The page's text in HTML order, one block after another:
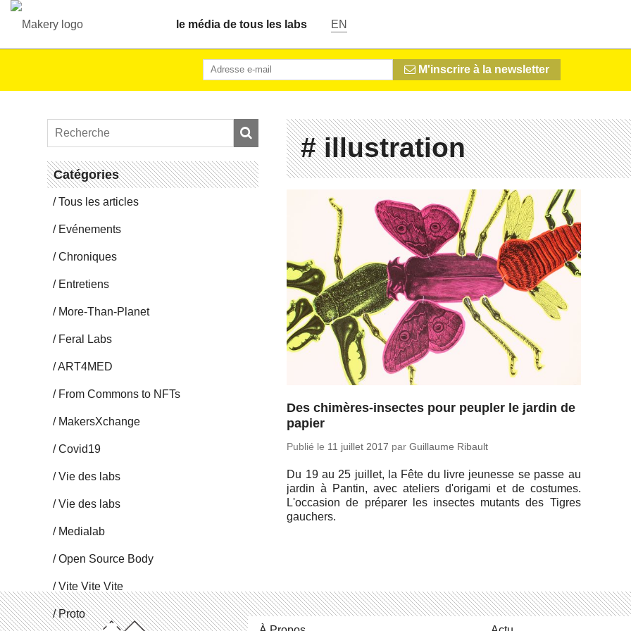
le média de tous les labs EN
M'inscrire à la newsletter
Ca­té­go­ries
Tous les articles
Evé­ne­ments
Chro­niques
En­tre­tiens
More-Than-Pla­net
Feral Labs
ART4MED
From Commons to NFTs
Ma­kersX­change
Covid19
Vie des labs
Vie des labs
Me­dia­lab
Open Source Body
Vite Vite Vite
Proto
# illustration
Des chimères-insectes pour peupler le jardin de
papier
Publié le 11 juillet 2017 parGuillaume Ribault
Du 19 au 25 juillet, la Fête du livre jeu­nesse se passe au
jardin à Pantin, avec ate­liers d'ori­gami et de cos­tumes.
L'oc­ca­sion de pré­pa­rer les in­sectes mutants des Tigres
gauchers.